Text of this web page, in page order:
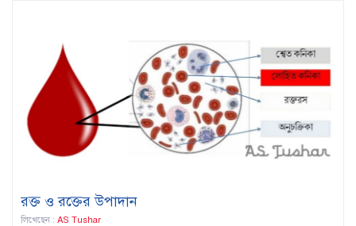
রক্ত ও রক্তের উপাদান
লিখেছেন : AS Tushar